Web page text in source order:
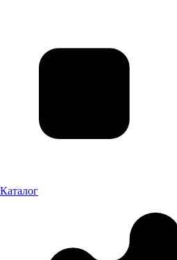
Каталог